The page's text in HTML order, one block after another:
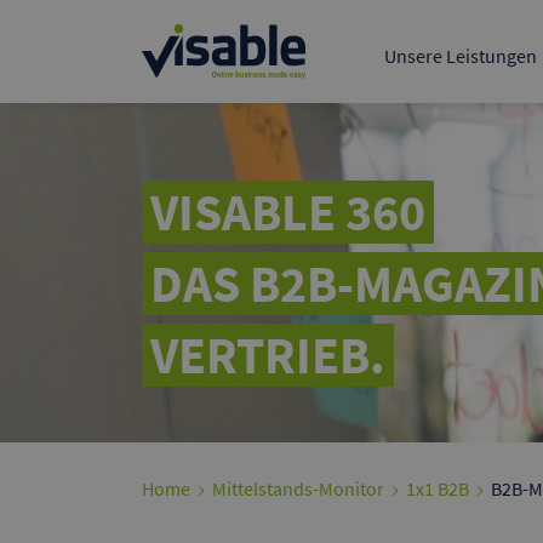
Unsere Leistungen
deutschsprachigen
Visable Media
VISABLE 360
DAS B2B-
VERTRIEB.
Home Mittelstands-Monitor 1x1 B2B B2B-